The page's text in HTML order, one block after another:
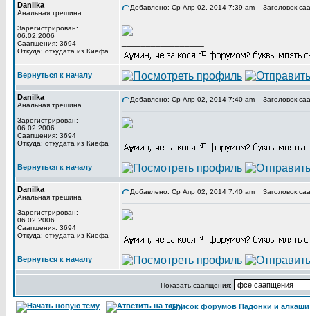
Danilka
Анальная трещина
Зарегистрирован:
06.02.2006
Саапщения: 3694
Откуда: откудата из Киефа
Добавлено: Ср Апр 02, 2014 7:39 am Заголовок
Вернуться к началу
Danilka
Анальная трещина
Зарегистрирован:
06.02.2006
Саапщения: 3694
Откуда: откудата из Киефа
Добавлено: Ср Апр 02, 2014 7:40 am Заголовок
Вернуться к началу
Danilka
Анальная трещина
Зарегистрирован:
06.02.2006
Саапщения: 3694
Откуда: откудата из Киефа
Добавлено: Ср Апр 02, 2014 7:40 am Заголовок
Вернуться к началу
Показать саапщения:
Список форумов Падонки и алкаши